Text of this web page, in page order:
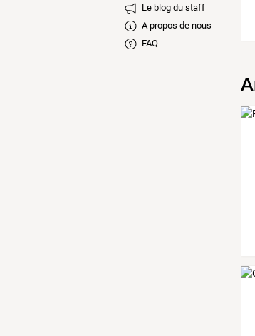
Le blog du staff
A propos de nous
FAQ